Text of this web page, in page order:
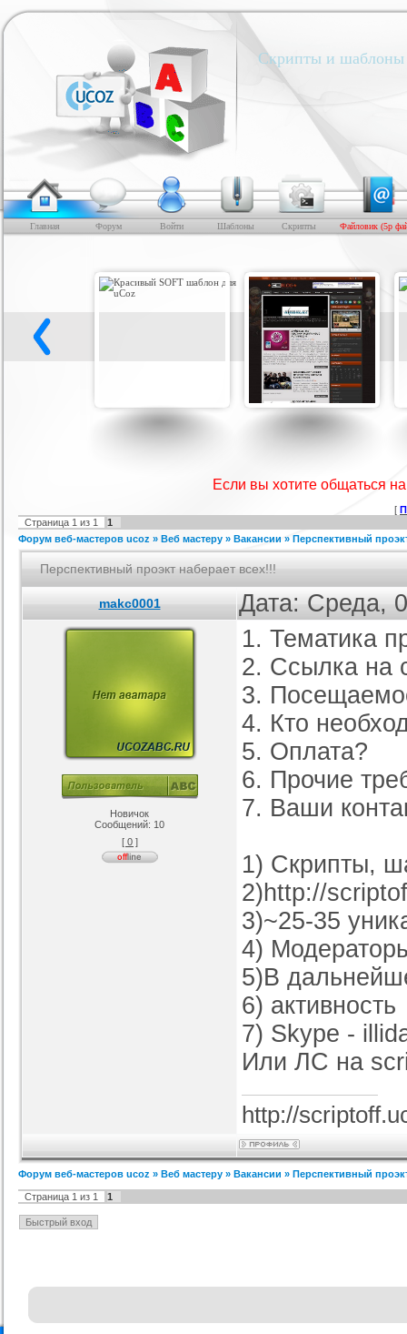
Скрипты и шаблоны
Главная Форум Войти Шаблоны Скрипты Файловик (5р
для сайта на
RIP шаблона сайта ward-cs для
Уникальный шаблон сайта DIO-
NESKA
Категория :Игровые
Шаблон Dst-Team для uCoz
Категория :
Категория : Ucoz
Если вы хотите общаться
[
Страница 1 из 1
1
Форум веб-мастеров ucoz » Веб мастеру » Вакансии » Перспективный
Перспективный проэкт наберает всех!!!
makc0001 Дата: Среда,
Новичок
Сообщений: 10
[ 0 ]
1. Тематика
2. Ссылка на
3.
4. Кто
5. Оплата?
6. Прочие
7. Ваши
1) Скрипты,
2)http://
3)~25-35
4)
5)В
6) активность
7) Skype -
Или ЛС на
http://
Форум веб-мастеров ucoz » Веб мастеру » Вакансии » Перспективный
Страница 1 из 1 1